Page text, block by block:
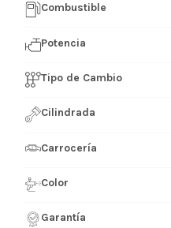
Combustible
Potencia
Tipo de Cambio
Cilindrada
Carrocería
Color
Garantía